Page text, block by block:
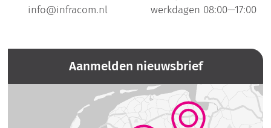
info@infracom.nl
werkdagen 08:00—17:00
Aanmelden nieuwsbrief